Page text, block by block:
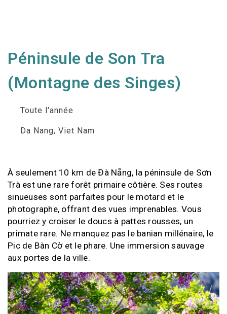
Péninsule de Son Tra
(Montagne des Singes)
Toute l'année
Da Nang, Viet Nam
À seulement 10 km de Đà Nẵng, la péninsule de Sơn
Trà est une rare forêt primaire côtière. Ses routes
sinueuses sont parfaites pour le motard et le
photographe, offrant des vues imprenables. Vous
pourriez y croiser le doucs à pattes rousses, un
primate rare. Ne manquez pas le banian millénaire, le
Pic de Bàn Cờ et le phare. Une immersion sauvage
aux portes de la ville.